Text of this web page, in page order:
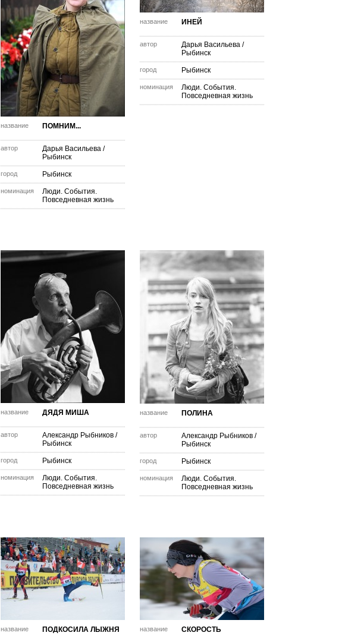
название ПОМНИМ...
автор Дарья Васильева /
Рыбинск
город Рыбинск
номинация
Люди. События.
Повседневная жизнь
название ИНЕЙ
автор Дарья Васильева /
Рыбинск
город Рыбинск
номинация
Люди. События.
Повседневная жизнь
название ДЯДЯ МИША
автор Александр Рыбников /
Рыбинск
город Рыбинск
номинация
Люди. События.
Повседневная жизнь
название ПОЛИНА
автор Александр Рыбников /
Рыбинск
город Рыбинск
номинация
Люди. События.
Повседневная жизнь
название ПОДКОСИЛА ЛЫЖНЯ название СКОРОСТЬ